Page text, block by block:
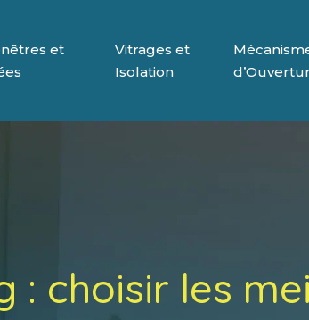
et
Vitrages et
Isolation
: choisir les